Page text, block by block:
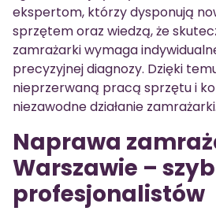
ekspertom, którzy dysponują
sprzętem oraz wiedzą, że
zamrażarki wymaga
precyzyjnej diagnozy. Dzięki
nieprzerwaną pracą sprzętu i
niezawodne działanie zamrażarki.
Naprawa
Warszawie –
profesjonalistów